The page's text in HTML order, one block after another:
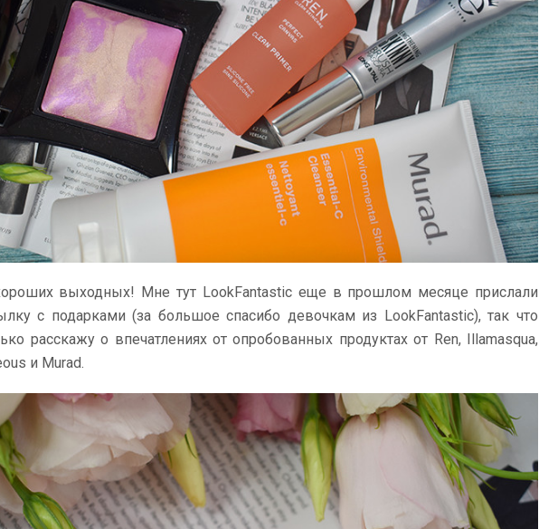
выходных! Мне тут LookFantastic еще в прошлом месяце прислали
с подарками (за большое спасибо девочкам из LookFantastic), так что
расскажу о впечатлениях от опробованных продуктах от Ren, Illamasqua,
и Murad.